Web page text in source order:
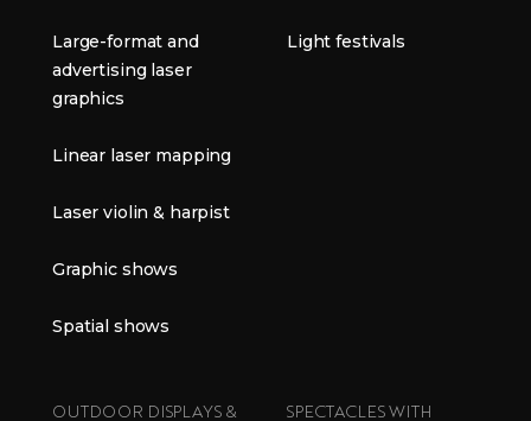
Large-format and
advertising laser
graphics
Linear laser mapping
Laser violin & harpist
Graphic shows
Spatial shows
Light festivals
OUTDOOR DISPLAYS &
SPECTACLES WITH